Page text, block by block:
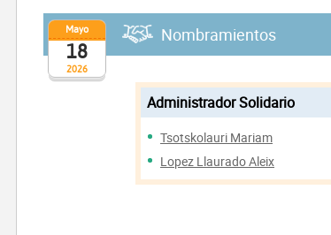
2026
Mayo
18
Nombramientos
Administrador Solidario
Tsotskolauri Mariam
Lopez Llaurado Aleix